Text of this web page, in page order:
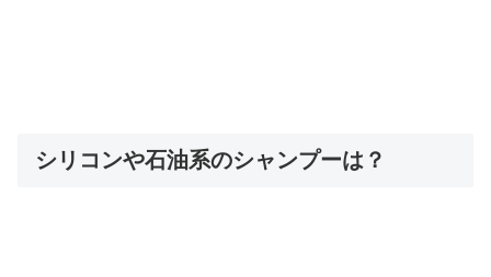
シリコンや石油系のシャンプーは？